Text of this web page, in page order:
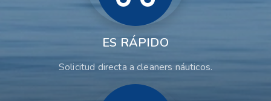
ES RÁPIDO
Solicitud directa a cleaners náuticos.